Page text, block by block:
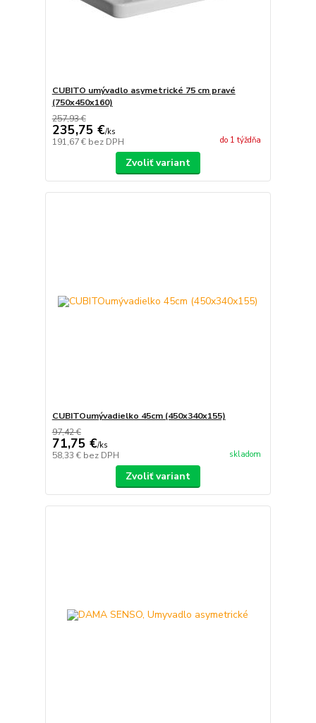
CUBITO umývadlo asymetrické 75 cm pravé
(750x450x160)
257,93 €
235,75 €/ks
191,67 € bez DPH do 1 týždňa
Zvoliť variant
CUBITOumývadielko 45cm (450x340x155)
97,42 €
71,75 €/ks
58,33 € bez DPH skladom
Zvoliť variant